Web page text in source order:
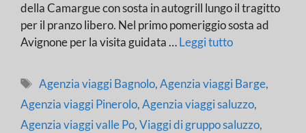
della Camargue con sosta in autogrill lungo il tragitto
per il pranzo libero. Nel primo pomeriggio sosta ad
Avignone per la visita guidata …Leggi tutto
Tag
Agenzia viaggi Bagnolo,Agenzia viaggi Barge,
Agenzia viaggi Pinerolo,Agenzia viaggi saluzzo,
Agenzia viaggi valle Po,Viaggi di gruppo saluzzo,